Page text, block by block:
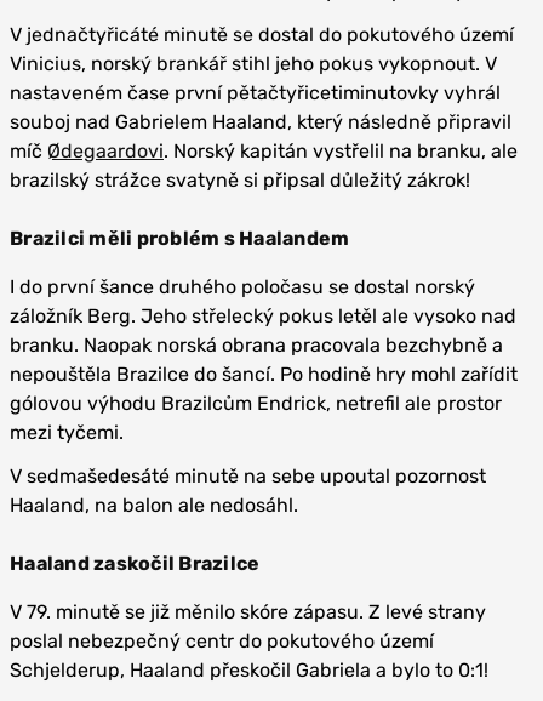
V jednačtyřicáté minutě se dostal do pokutového území
Vinicius, norský brankář stihl jeho pokus vykopnout. V
nastaveném čase první pětačtyřicetiminutovky vyhrál
souboj nad Gabrielem Haaland, který následně připravil
míč Ødegaardovi. Norský kapitán vystřelil na branku, ale
brazilský strážce svatyně si připsal důležitý zákrok!
Brazilci měli problém s Haalandem
I do první šance druhého poločasu se dostal norský
záložník Berg. Jeho střelecký pokus letěl ale vysoko nad
branku. Naopak norská obrana pracovala bezchybně a
nepouštěla Brazilce do šancí. Po hodině hry mohl zařídit
gólovou výhodu Brazilcům Endrick, netrefil ale prostor
mezi tyčemi.
V sedmašedesáté minutě na sebe upoutal pozornost
Haaland, na balon ale nedosáhl.
Haaland zaskočil Brazilce
V 79. minutě se již měnilo skóre zápasu. Z levé strany
poslal nebezpečný centr do pokutového území
Schjelderup, Haaland přeskočil Gabriela a bylo to 0:1!